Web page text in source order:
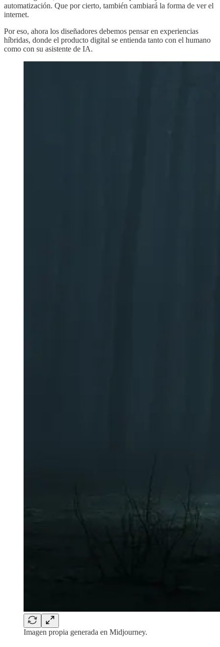
automatización. Que por cierto, también cambiará la forma de ver el
internet.
Por eso, ahora los diseñadores debemos pensar en experiencias
híbridas, donde el producto digital se entienda tanto con el humano
como con su asistente de IA.
Imagen propia generada en Midjourney.